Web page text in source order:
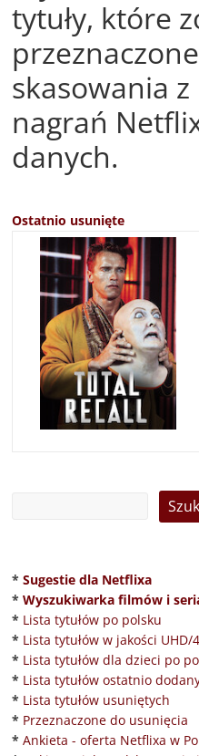
tytuły, które
skasowania
nagrań
danych.
Ostatnio usunięte
* Sugestie dla Netflixa
* Wyszukiwarka filmów i
* Lista tytułów po polsku
* Lista tytułów w jakości UHD/
* Lista tytułów dla dzieci po
* Lista tytułów ostatnio
* Lista tytułów usuniętych
* Przeznaczone do usunięcia
* Ankieta - oferta Netflixa w